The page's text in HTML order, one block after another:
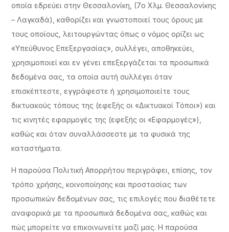
οποία εδρεύει στην Θεσσαλονίκη, (7ο Χλμ. Θεσσαλονίκης
– Λαγκαδά), καθορίζει και γνωστοποιεί τους όρους με
τους οποίους, λειτουργώντας όπως ο νόμος ορίζει ως
«Υπεύθυνος Επεξεργασίας», συλλέγει, αποθηκεύει,
χρησιμοποιεί και εν γένει επεξεργάζεται τα προσωπικά
δεδομένα σας, τα οποία αυτή συλλέγει όταν
επισκέπτεστε, εγγράφεστε ή χρησιμοποιείτε τους
δικτυακούς τόπους της (εφεξής οι «Δικτυακοί Τόποι») και
τις κινητές εφαρμογές της (εφεξής οι «Εφαρμογές»),
καθώς και όταν συναλλάσσεστε με τα φυσικά της
καταστήματα.
Η παρούσα Πολιτική Απορρήτου περιγράφει, επίσης, τον
τρόπο χρήσης, κοινοποίησης και προστασίας των
προσωπικών δεδομένων σας, τις επιλογές που διαθέτετε
αναφορικά με τα προσωπικά δεδομένα σας, καθώς και
πώς μπορείτε να επικοινωνείτε μαζί μας. Η παρούσα